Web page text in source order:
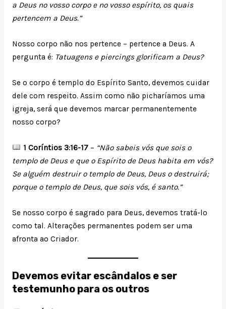
a Deus no vosso corpo e no vosso espírito, os quais
pertencem a Deus.”
Nosso corpo não nos pertence – pertence a Deus. A
pergunta é: Tatuagens e piercings glorificam a Deus?
Se o corpo é templo do Espírito Santo, devemos cuidar
dele com respeito. Assim como não picharíamos uma
igreja, será que devemos marcar permanentemente
nosso corpo?
1 Coríntios 3:16-17– “Não sabeis vós que sois o
templo de Deus e que o Espírito de Deus habita em vós?
Se alguém destruir o templo de Deus, Deus o destruirá;
porque o templo de Deus, que sois vós, é santo.”
Se nosso corpo é sagrado para Deus, devemos tratá-lo
como tal. Alterações permanentes podem ser uma
afronta ao Criador.
Devemos evitar escândalos e ser
testemunho para os outros